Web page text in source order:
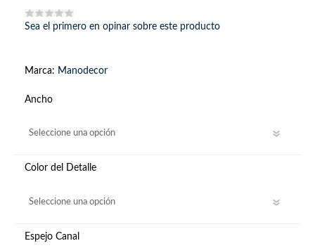
Sea el primero en opinar sobre este producto
Marca: Manodecor
Ancho
Color del Detalle
Espejo Canal